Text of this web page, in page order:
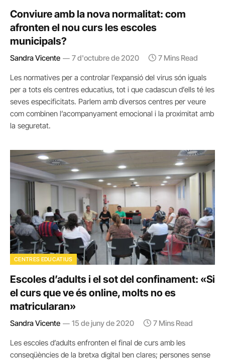
Conviure amb la nova normalitat: com
afronten el nou curs les escoles
municipals?
Sandra Vicente 7 d'octubre de 2020 7 Mins Read
Les normatives per a controlar l’expansió del virus són iguals
per a tots els centres educatius, tot i que cadascun d’ells té les
seves especificitats. Parlem amb diversos centres per veure
com combinen l’acompanyament emocional i la proximitat amb
la seguretat.
CENTRES EDUCATIUS
Escoles d’adults i el sot del confinament: «Si
el curs que ve és online, molts no es
matricularan»
Sandra Vicente 15 de juny de 2020 7 Mins Read
Les escoles d’adults enfronten el final de curs amb les
conseqüències de la bretxa digital ben clares; persones sense